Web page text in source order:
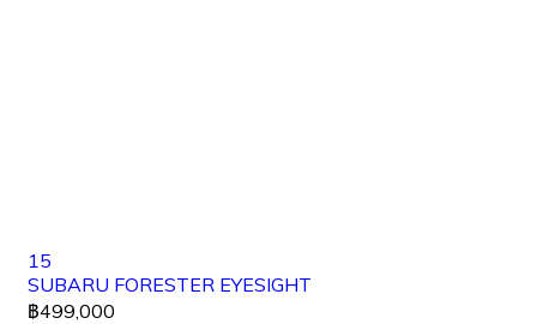
15
SUBARU FORESTER EYESIGHT
฿499,000